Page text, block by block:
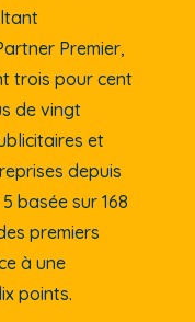
Premier,
trois pour cent
de vingt
et
depuis
basée sur 168
premiers
à une
points.